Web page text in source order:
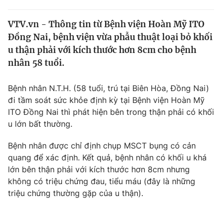
Thế giới
Tin tức
Câu chuyện quốc tế
Kinh tế
Tài chính
Thị trường
Góc doanh nghiệp
Dữ liệu và đời sống
Truyền hình
Phim VTV
Hậu trường
Nhân vật
Giải trí
Điện ảnh
Âm nhạc
Đời sống
VTV.vn - Thông tin từ Bệnh viện Hoàn Mỹ ITO
Đồng Nai, bệnh viện vừa phẫu thuật loại bỏ khối
u thận phải với kích thước hơn 8cm cho bệnh
nhân 58 tuổi.
Bệnh nhân N.T.H. (58 tuổi, trú tại Biên Hòa, Đồng Nai)
đi tầm soát sức khỏe định kỳ tại Bệnh viện Hoàn Mỹ
ITO Đồng Nai thì phát hiện bên trong thận phải có khối
u lớn bất thường.
Bệnh nhân được chỉ định chụp MSCT bụng có cản
quang để xác định. Kết quả, bệnh nhân có khối u khá
lớn bên thận phải với kích thước hơn 8cm nhưng
không có triệu chứng đau, tiểu máu (đây là những
triệu chứng thường gặp của u thận).